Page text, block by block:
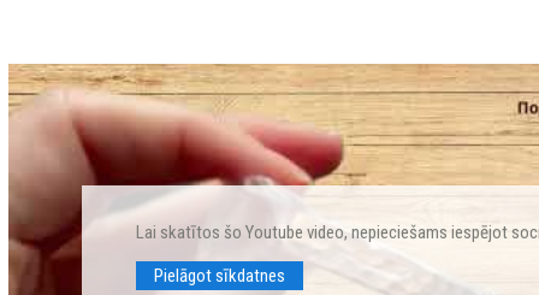
Lai skatītos šo Youtube video, nepieciešams iespējot
Pielāgot sīkdatnes